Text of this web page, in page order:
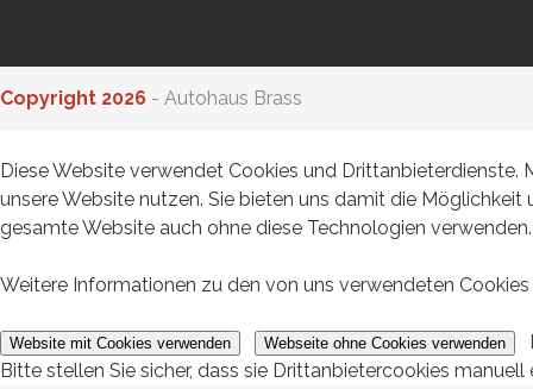
Copyright 2026 - Autohaus Brass
Diese Website verwendet Cookies und Drittanbieterdienste.
unsere Website nutzen. Sie bieten uns damit die
gesamte Website auch ohne diese Technologien verwenden.
Weitere Informationen zu den von uns verwendeten
Website mit Cookies verwenden Webseite ohne Cookies verwenden
Bitte stellen Sie sicher, dass sie Drittanbietercookies manuell